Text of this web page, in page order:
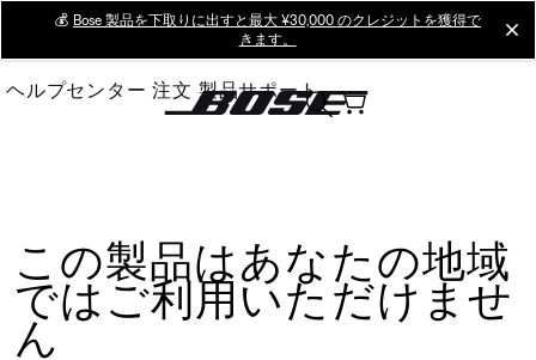
Main
💰 Bose 製品を下取りに出すと最大 ¥30,000 のクレジットを獲得で
きます。
ヘルプセンター 注文 製品サポート
この製品はあなたの地域
ではご利用いただけませ
ん